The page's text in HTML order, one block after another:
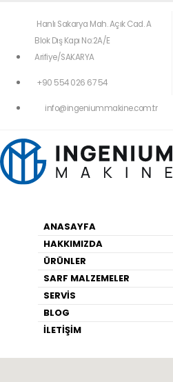
Hanlı Sakarya Mah. Açık Cad. A
Blok Dış Kapı No:2A/E
Arifiye/SAKARYA
+90 554 026 67 54
info@ingeniummakine.com.tr
ANASAYFA
HAKKIMIZDA
ÜRÜNLER
SARF MALZEMELER
SERVİS
BLOG
İLETİŞİM
404!
Yapabilirsiniz
Anasayfa